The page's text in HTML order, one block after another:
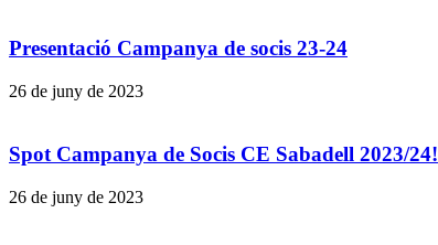
Presentació Campanya de socis 23-24
26 de juny de 2023
Spot Campanya de Socis CE Sabadell 2023/24!
26 de juny de 2023